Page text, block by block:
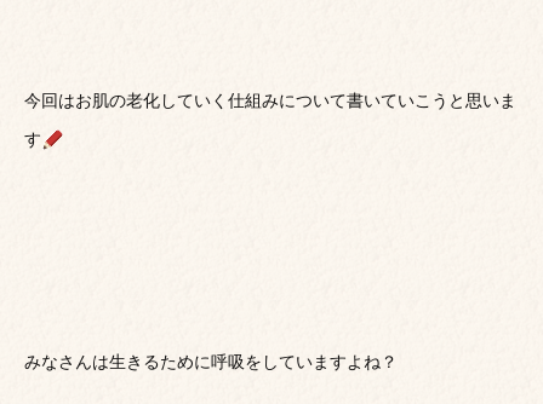
今回はお肌の老化していく仕組みについて書いていこうと思いま
す
みなさんは生きるために呼吸をしていますよね？